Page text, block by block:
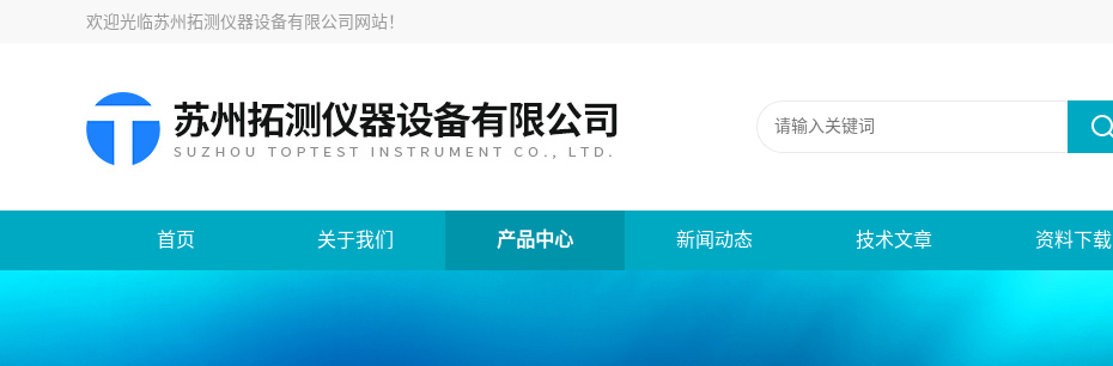
欢迎光临苏州拓测仪器设备有限公司网站！
首页 关于我们 产品中心 新闻动态 技术文章 资料下载